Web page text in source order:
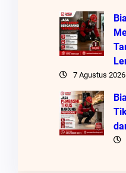
7 Agustus 2026